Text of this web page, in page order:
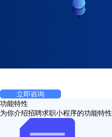
立即咨询
功能特性
为你介绍招聘求职小程序的功能特性